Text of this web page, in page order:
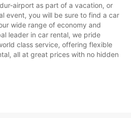
airport as part of a vacation, or
event, you will be sure to find a car
wide range of economy and
leader in car rental, we pride
class service, offering flexible
all at great prices with no hidden